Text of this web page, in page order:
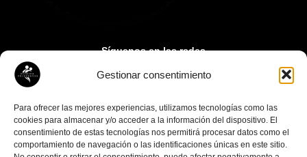
Gestionar consentimiento
Para ofrecer las mejores experiencias, utilizamos tecnologías como las
cookies para almacenar y/o acceder a la información del dispositivo. El
consentimiento de estas tecnologías nos permitirá procesar datos como el
comportamiento de navegación o las identificaciones únicas en este sitio.
Síguenos en las redes